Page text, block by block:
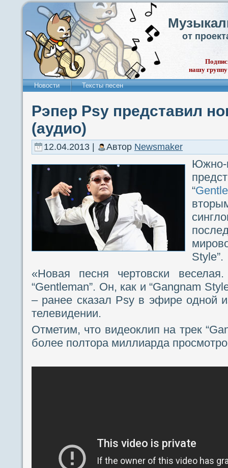
от
нашу
Новости Тексты песен
Рэпер Psy представил
(аудио)
12.04.2013 | Автор Newsmaker
“
Style”.
«Новая песня чертовски
“Gentleman”. Он, как и “Gangnam
– ранее сказал Psy в эфире одной
телевидении.
Отметим, что видеоклип на трек
более полтора миллиарда